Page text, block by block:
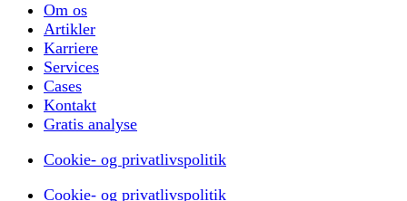
Om os
Artikler
Karriere
Services
Cases
Kontakt
Gratis analyse
Cookie- og privatlivspolitik
Cookie- og privatlivspolitik